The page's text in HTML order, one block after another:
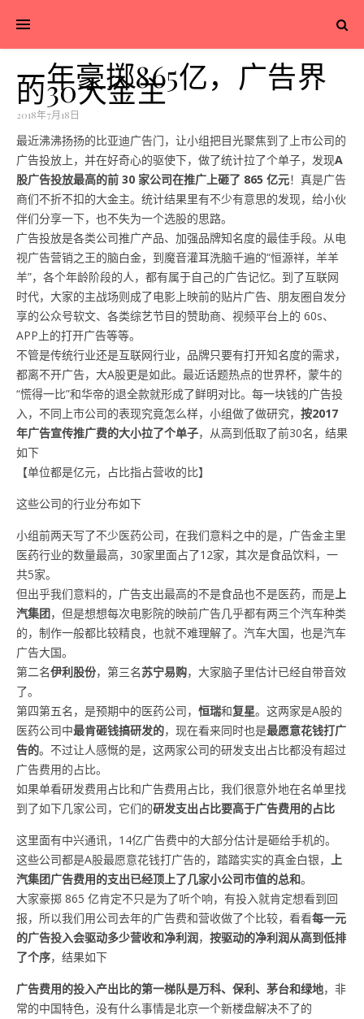
一年豪掷865亿，广告界
的30大金主
2018年7月18日
最近沸沸扬扬的比亚迪广告门，让小组把目光聚焦到了上市公司的
广告投放上，并在好奇心的驱使下，做了统计拉了个单子，发现A
股广告投放最高的前 30 家公司在推广上砸了 865 亿元！真是广告
商们不折不扣的大金主。统计结果里有不少有意思的发现，给小伙
伴们分享一下，也不失为一个选股的思路。
广告投放是各类公司推广产品、加强品牌知名度的最佳手段。从电
视广告营销之王的脑白金，到魔音灌耳洗脑千遍的“恒源祥，羊羊
羊”，各个年龄阶段的人，都有属于自己的广告记忆。到了互联网
时代，大家的主战场则成了电影上映前的贴片广告、朋友圈自发分
享的公众号软文、各类综艺节目的赞助商、视频平台上的 60s、
APP上的打开广告等等。
不管是传统行业还是互联网行业，品牌只要有打开知名度的需求，
都离不开广告，大A股更是如此。最近话题热点的世界杯，蒙牛的
“慌得一比”和华帝的退全款就形成了鲜明对比。每一块钱的广告投
入，不同上市公司的表现究竟怎么样，小组做了做研究， 按2017
年广告宣传推广费的大小拉了个单子，从高到低取了前30名，结果
如下
【单位都是亿元，占比指占营收的比】
这些公司的行业分布如下
小组前两天写了不少医药公司，在我们意料之中的是，广告金主里
医药行业的数量最高，30家里面占了12家，其次是食品饮料，一
共5家。
但出乎我们意料的，广告支出最高的不是食品也不是医药，而是上
汽集团，但是想想每次电影院的映前广告几乎都有两三个汽车种类
的，制作一般都比较精良，也就不难理解了。汽车大国，也是汽车
广告大国。
第二名伊利股份，第三名苏宁易购，大家脑子里估计已经自带音效
了。
第四第五名，是预期中的医药公司， 恒瑞和复星。这两家是A股的
医药公司中最肯砸钱搞研发的，现在看来同时也是最愿意花钱打广
告的。不过让人感慨的是，这两家公司的研发支出占比都没有超过
广告费用的占比。
如果单看研发费用占比和广告费用占比，我们很意外地在名单里找
到了如下几家公司，它们的研发支出占比要高于广告费用的占比
这里面有中兴通讯，14亿广告费中的大部分估计是砸给手机的。
这些公司都是A股最愿意花钱打广告的，踏踏实实的真金白银， 上
汽集团广告费用的支出已经顶上了几家小公司市值的总和。
大家豪掷 865 亿肯定不只是为了听个响，有投入就肯定想看到回
报，所以我们用公司去年的广告费和营收做了个比较，看看每一元
的广告投入会驱动多少营收和净利润， 按驱动的净利润从高到低排
了个序，结果如下
广告费用的投入产出比的第一梯队是万科、保利、茅台和绿地，非
常的中国特色，没有什么事情是北京一个新楼盘解决不了的